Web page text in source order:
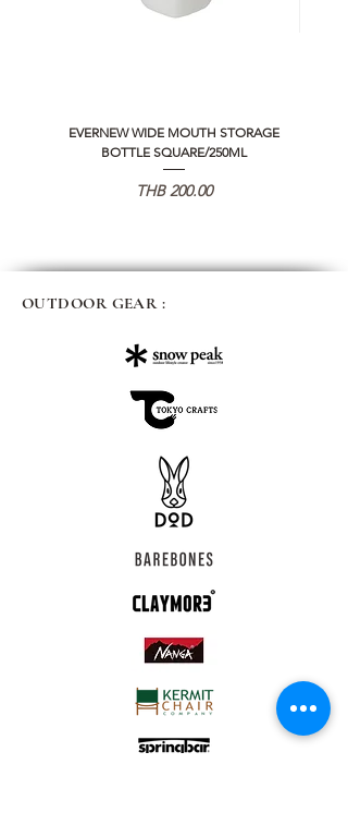
EVERNEW WIDE MOUTH STORAGE
BOTTLE SQUARE/250ML
가격
THB 200.00
OUTDOOR GEAR :